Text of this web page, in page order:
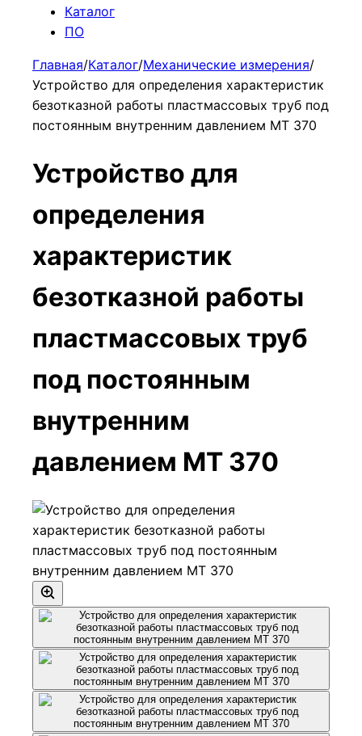
Каталог
ПО
Главная/Каталог/Механические измерения/
Устройство для определения характеристик
безотказной работы пластмассовых труб под
постоянным внутренним давлением МТ 370
Устройство для
определения
характеристик
безотказной работы
пластмассовых труб
под постоянным
внутренним
давлением МТ 370